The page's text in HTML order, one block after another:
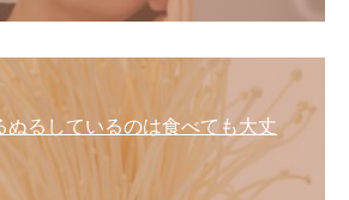
ぬるしているのは食べても大丈